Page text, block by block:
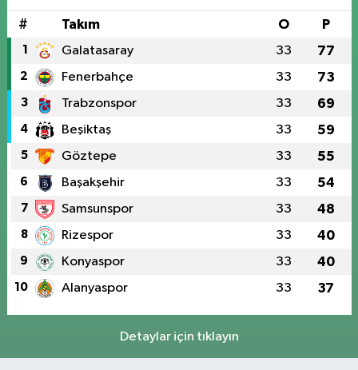
# Takım O P
1 Galatasaray 33 77
2 Fenerbahçe 33 73
3 Trabzonspor 33 69
4 Beşiktaş 33 59
5 Göztepe 33 55
6 Başakşehir 33 54
7 Samsunspor 33 48
8 Rizespor 33 40
9 Konyaspor 33 40
10 Alanyaspor 33 37
Detaylar için tıklayın